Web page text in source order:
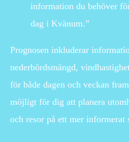
information du behöver
dag i Kvänum.”
Prognosen inkluderar
nederbördsmängd,
för både dagen och veckan
möjligt för dig att planera
och resor på ett mer informerat